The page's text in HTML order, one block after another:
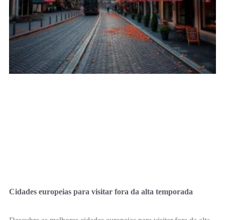
Cidades europeias para visitar fora da alta temporada